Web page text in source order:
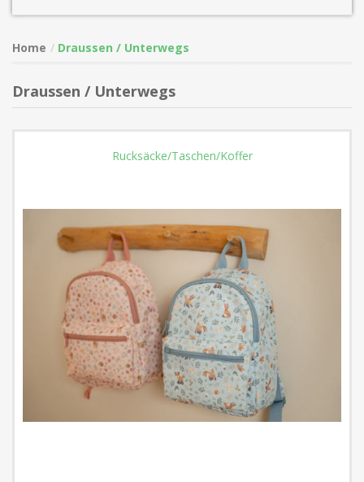
Home Draussen / Unterwegs
Draussen / Unterwegs
Rucksäcke/Taschen/Koffer